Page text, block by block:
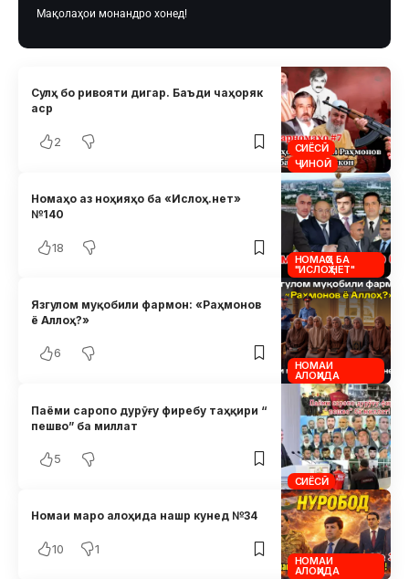
Мақолаҳои монандро хонед!
СИЁСӢ
ҶИНОӢ
Сулҳ бо ривояти дигар. Баъди чаҳоряк
аср
2
НОМАҲО БА
"ИСЛОҲ.НЕТ"
Номаҳо аз ноҳияҳо ба «Ислоҳ.нет»
№140
18
НОМАИ
АЛОҲИДА
Язгулом муқобили фармон: «Раҳмонов
ё Аллоҳ?»
6
СИЁСӢ
Паёми саропо дурӯғу фиребу таҳқири “
пешво” ба миллат
5
НОМАИ
АЛОҲИДА
Номаи маро алоҳида нашр кунед №34
10 1